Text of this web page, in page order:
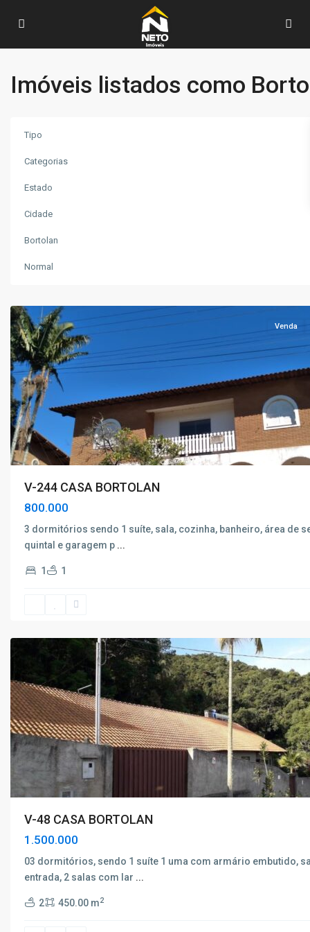
Imóveis listados como
Tipo
Categorias
Estado
Cidade
Bortolan
Normal
Bortolan
Venda
V-244 CASA BORTOLAN
800.000
3 dormitórios sendo 1 suíte, sala, cozinha, banheiro, área de
quintal e garagem p ...
1 1
Bortolan ,
V-48 CASA BORTOLAN
1.500.000
03 dormitórios, sendo 1 suíte 1 uma com armário embutido,
entrada, 2 salas com lar ...
2 450.00 m2